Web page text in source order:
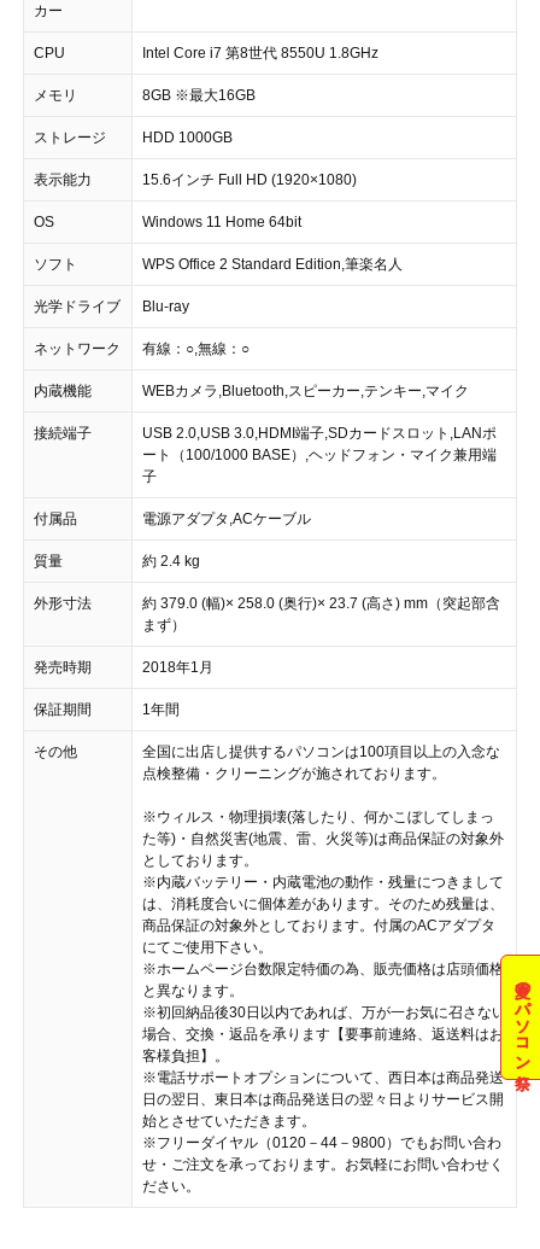
カー
CPU Intel Core i7 第8世代 8550U 1.8GHz
メモリ 8GB ※最大16GB
ストレージ HDD 1000GB
表示能力 15.6インチ Full HD (1920×1080)
OS Windows 11 Home 64bit
ソフト WPS Office 2 Standard Edition,筆楽名人
光学ドライブ Blu-ray
ネットワーク 有線：○,無線：○
内蔵機能 WEBカメラ,Bluetooth,スピーカー,テンキー,マイク
接続端子
USB 2.0,USB 3.0,HDMI端子,SDカードスロット,LANポ
ート（100/1000 BASE）,ヘッドフォン・マイク兼用端
子
付属品 電源アダプタ,ACケーブル
質量 約 2.4 kg
外形寸法
約 379.0 (幅)× 258.0 (奥行)× 23.7 (高さ) mm（突起部含
まず）
発売時期 2018年1月
保証期間 1年間
その他
全国に出店し提供するパソコンは100項目以上の入念な
点検整備・クリーニングが施されております。
※ウィルス・物理損壊(落したり、何かこぼしてしまっ
た等)・自然災害(地震、雷、火災等)は商品保証の対象外
としております。
※内蔵バッテリー・内蔵電池の動作・残量につきまして
は、消耗度合いに個体差があります。そのため残量は、
商品保証の対象外としております。付属のACアダプタ
にてご使用下さい。
※ホームページ台数限定特価の為、販売価格は店頭価格
と異なります。
※初回納品後30日以内であれば、万が一お気に召さない
場合、交換・返品を承ります【要事前連絡、返送料はお
客様負担】。
※電話サポートオプションについて、西日本は商品発送
日の翌日、東日本は商品発送日の翌々日よりサービス開
始とさせていただきます。
※フリーダイヤル（0120－44－9800）でもお問い合わ
せ・ご注文を承っております。お気軽にお問い合わせく
ださい。
夏のパソコン祭